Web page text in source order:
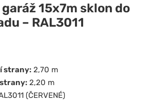
15x7m sklon do
– RAL3011
strany: 2,70 m
2,20 m
(ČERVENÉ)